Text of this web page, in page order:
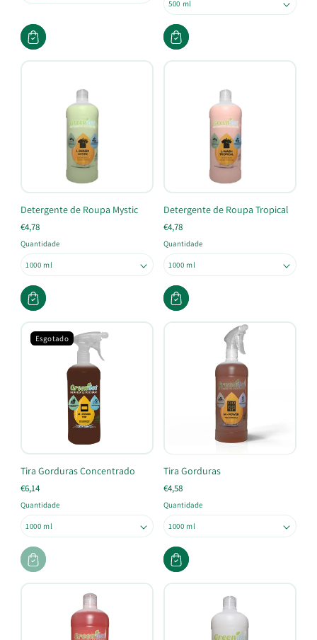
Detergente de Roupa Mystic
€4,78
Quantidade
Detergente de Roupa Tropical
€4,78
Quantidade
Esgotado
Tira Gorduras Concentrado
€6,14
Quantidade
Tira Gorduras
€4,58
Quantidade